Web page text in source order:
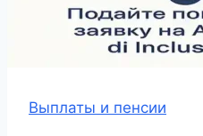
Выплаты и пенсии